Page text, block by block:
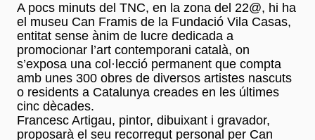
A pocs minuts del TNC, en la zona del 22@, hi ha
el museu Can Framis de la Fundació Vila Casas,
entitat sense ànim de lucre dedicada a
promocionar l’art contemporani català, on
s’exposa una col·lecció permanent que compta
amb unes 300 obres de diversos artistes nascuts
o residents a Catalunya creades en les últimes
cinc dècades.
Francesc Artigau, pintor, dibuixant i gravador,
proposarà el seu recorregut personal per Can